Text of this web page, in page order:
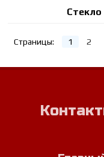
Страницы: 1 2